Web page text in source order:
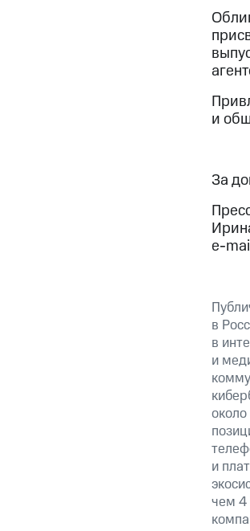
и
За
e-
в
в
и
и
чем 4